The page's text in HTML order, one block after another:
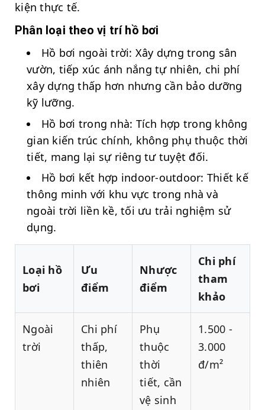
kiện thực tế.
Phân loại theo vị trí hồ bơi
Hồ bơi ngoài trời: Xây dựng trong sân
vườn, tiếp xúc ánh nắng tự nhiên, chi phí
xây dựng thấp hơn nhưng cần bảo dưỡng
kỹ lưỡng.
Hồ bơi trong nhà: Tích hợp trong không
gian kiến trúc chính, không phụ thuộc thời
tiết, mang lại sự riêng tư tuyệt đối.
Hồ bơi kết hợp indoor-outdoor: Thiết kế
thông minh với khu vực trong nhà và
ngoài trời liền kề, tối ưu trải nghiệm sử
dụng.
Loại hồ
bơi
Ưu
điểm
Nhược
điểm
Chi phí
tham
khảo
Ngoài
trời
Chi phí
thấp,
thiên
nhiên
Phụ
thuộc
thời
tiết, cần
vệ sinh
1.500 -
3.000
đ/m²